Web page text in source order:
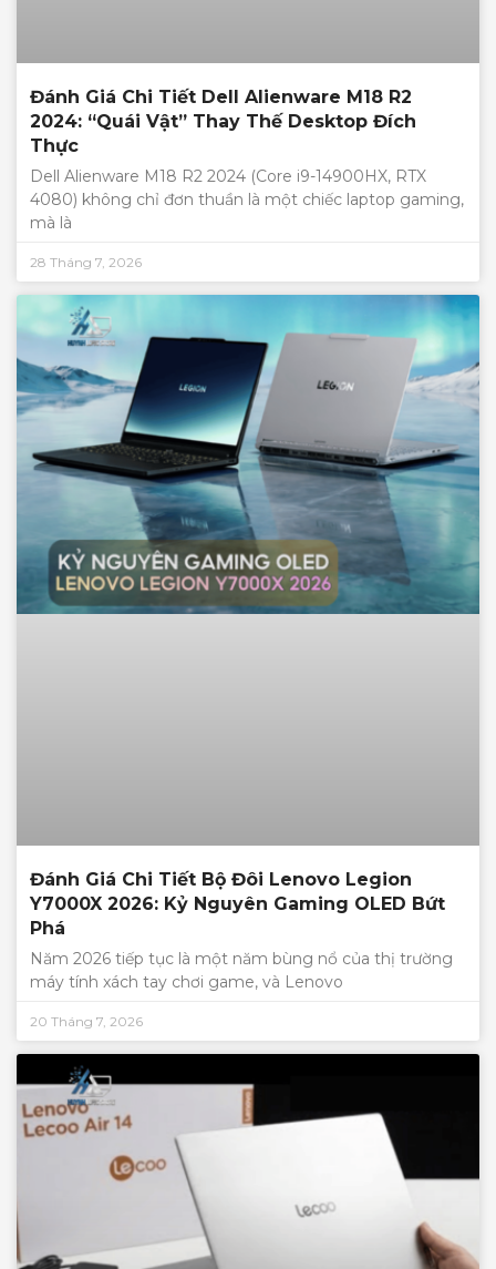
Đánh Giá Chi Tiết Dell Alienware M18 R2
2024: “Quái Vật” Thay Thế Desktop Đích
Thực
Dell Alienware M18 R2 2024 (Core i9-14900HX, RTX
4080) không chỉ đơn thuần là một chiếc laptop gaming,
mà là
28 Tháng 7, 2026
Đánh Giá Chi Tiết Bộ Đôi Lenovo Legion
Y7000X 2026: Kỷ Nguyên Gaming OLED Bứt
Phá
Năm 2026 tiếp tục là một năm bùng nổ của thị trường
máy tính xách tay chơi game, và Lenovo
20 Tháng 7, 2026